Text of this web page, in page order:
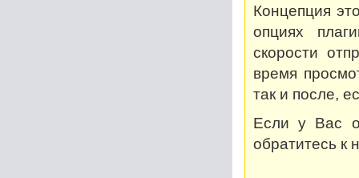
Концепция
опциях
скорости
время
так и после,
Если у Вас
обратитесь к